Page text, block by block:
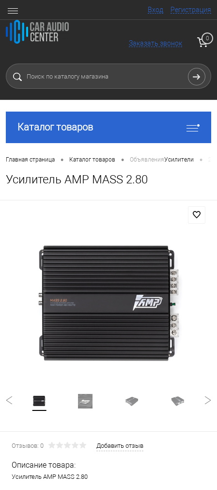
Вход Регистрация
Заказать звонок
0
Каталог товаров
Главная страница • Каталог товаров • ОбъявленияУсилители • 2
Усилитель AMP MASS 2.80
Отзывов: 0 Добавить отзыв
Описание товара:
Усилитель AMP MASS 2.80